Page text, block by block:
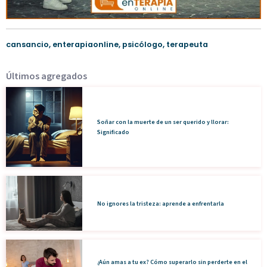
cansancio, enterapiaonline, psicólogo, terapeuta
Últimos agregados
Soñar con la muerte de un ser querido y llorar:
Significado
No ignores la tristeza: aprende a enfrentarla
¿Aún amas a tu ex? Cómo superarlo sin perderte en el